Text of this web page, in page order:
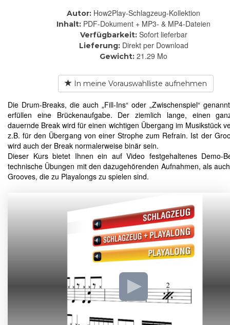
Autor: How2Play-Schlagzeug-Kollektion
Inhalt: PDF-Dokument + MP3- & MP4-Dateien
Verfügbarkeit: Sofort lieferbar
Lieferung: Direkt per Download
Gewicht: 21.29 Mo
In meine Vorauswahlliste aufnehmen
Die Drum-Breaks, die auch „Fill-Ins“ oder „Zwischenspiel“
erfüllen eine Brückenaufgabe. Der ziemlich lange, einen
dauernde Break wird für einen wichtigen Übergang im Musikstück
z.B. für den Übergang von einer Strophe zum Refrain. Ist der
wird auch der Break normalerweise binär sein.
Dieser Kurs bietet Ihnen ein auf Video festgehaltenes Demo-
technische Übungen mit den dazugehörenden Aufnahmen, als
Grooves, die zu Playalongs zu spielen sind.